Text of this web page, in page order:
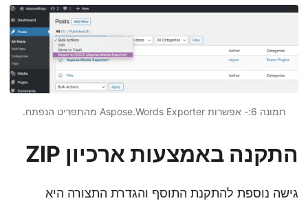
תמונה 6:- אפשרות Aspose.Words Exporter מהתפריט הנפתח.
התקנה באמצעות ארכיון ZIP
גישה נוספת להתקנת התוסף והגדרת התצורה היא